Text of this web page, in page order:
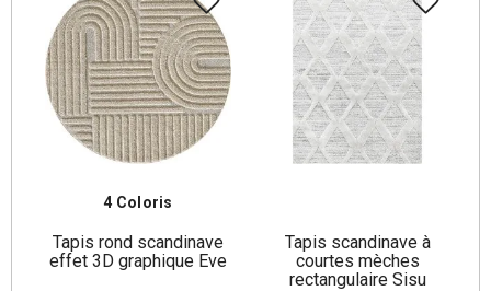
4 Coloris
Tapis rond scandinave
effet 3D graphique Eve
Tapis scandinave à
courtes mèches
rectangulaire Sisu